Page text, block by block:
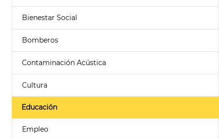
Bienestar Social
Bomberos
Contaminación Acústica
Cultura
Educación
Empleo